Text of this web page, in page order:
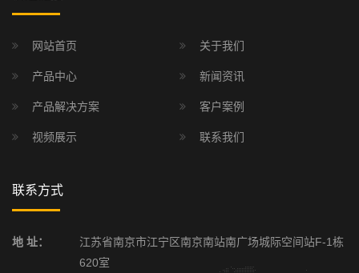
网站首页 关于我们
产品中心 新闻资讯
产品解决方案 客户案例
视频展示 联系我们
联系方式
地 址：
江苏省南京市江宁区南京南站南广场城际空间站F-1栋
620室